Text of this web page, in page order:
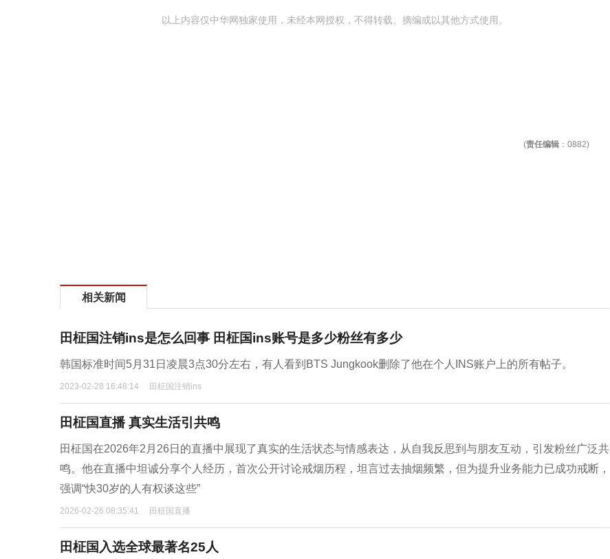
以上内容仅中华网独家使用，未经本网授权，不得转载、摘编或以其他方式使用。
(责任编辑 ：0882)
相关新闻
田柾国注销ins是怎么回事 田柾国ins账号是多少粉丝有多少
韩国标准时间5月31日凌晨3点30分左右，有人看到BTS Jungkook删除了他在个人INS账户上的所有帖子。
2023-02-28 16:48:14 田柾国注销ins
田柾国直播 真实生活引共鸣
田柾国在2026年2月26日的直播中展现了真实的生活状态与情感表达，从自我反思到与朋友互动，引发粉丝广泛共
鸣。他在直播中坦诚分享个人经历，首次公开讨论戒烟历程，坦言过去抽烟频繁，但为提升业务能力已成功戒断，
强调“快30岁的人有权谈这些”
2026-02-26 08:35:41 田柾国直播
田柾国入选全球最著名25人